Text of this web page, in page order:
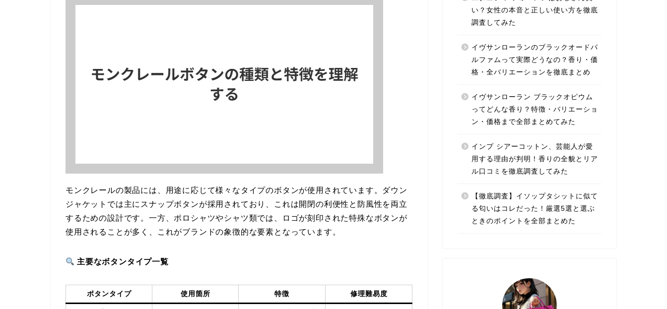
モンクレールの製品には、用途に応じて様々なタイプのボタンが使用されています。ダウン
ジャケットでは主にスナップボタンが採用されており、これは開閉の利便性と防風性を両立
するための設計です。一方、ポロシャツやシャツ類では、ロゴが刻印された特殊なボタンが
使用されることが多く、これがブランドの象徴的な要素となっています。
主要なボタンタイプ一覧
ボタンタイプ 使用箇所 特徴 修理難易度
い？女性の本音と正しい使い方を徹底
調査してみた
イヴサンローランのブラックオードパ
ルファムって実際どうなの？香り・価
格・全バリエーションを徹底まとめ
イヴサンローラン ブラックオピウム
ってどんな香り？特徴・バリエーショ
ン・価格まで全部まとめてみた
インプ シアーコットン、芸能人が愛
用する理由が判明！香りの全貌とリア
ル口コミを徹底調査してみた
【徹底調査】イソップタシットに似て
る匂いはコレだった！厳選5選と選ぶ
ときのポイントを全部まとめた